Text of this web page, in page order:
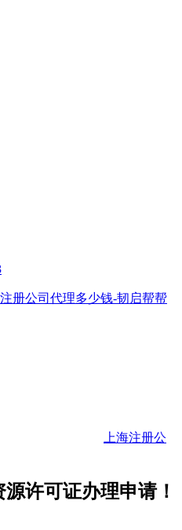
册公司代理多少钱-韧启帮帮
上海注册公
许可证办理申请！